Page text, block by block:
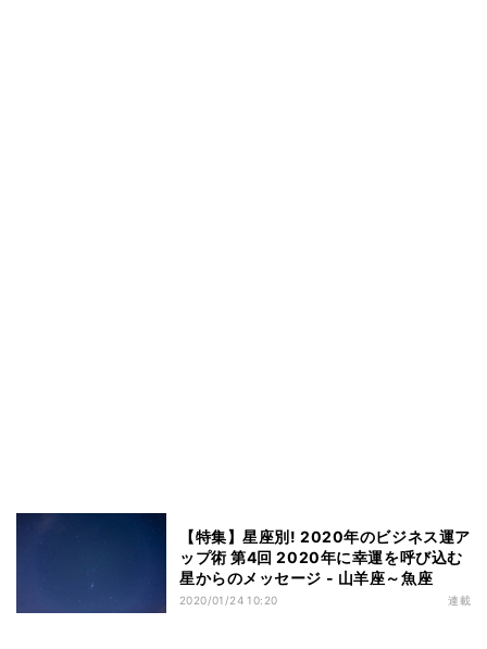
【特集】星座別! 2020年のビジネス運ア
ップ術 第4回 2020年に幸運を呼び込む
星からのメッセージ - 山羊座～魚座
2020/01/24 10:20 連載